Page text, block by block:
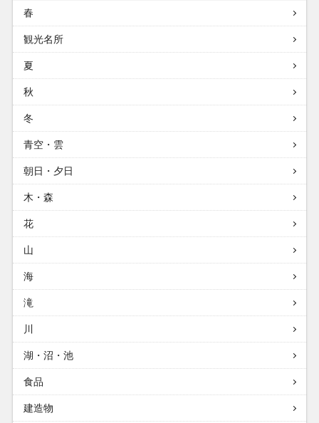
春
観光名所
夏
秋
冬
青空・雲
朝日・夕日
木・森
花
山
海
滝
川
湖・沼・池
食品
建造物